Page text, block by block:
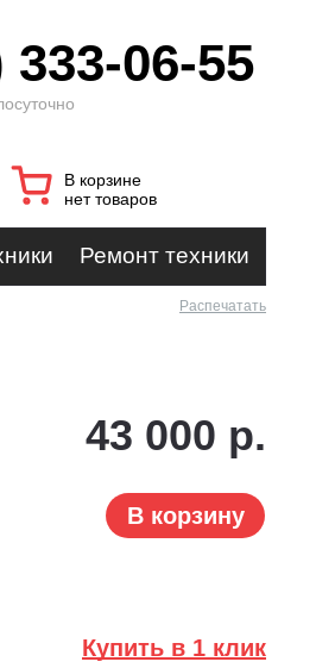
333-06-55
В корзине
нет товаров
Ремонт техники
Распечатать
43 000 р.
В корзину
Купить в 1 клик